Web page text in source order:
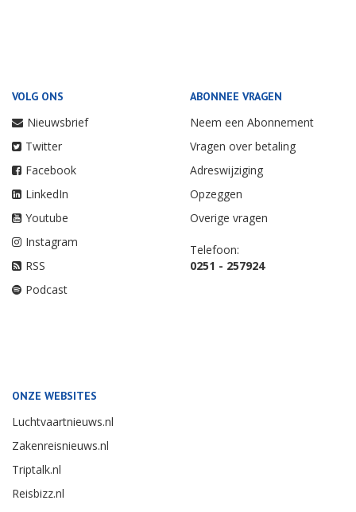
VOLG ONS
Nieuwsbrief
Twitter
Facebook
LinkedIn
Youtube
Instagram
RSS
Podcast
ABONNEE VRAGEN
Neem een Abonnement
Vragen over betaling
Adreswijziging
Opzeggen
Overige vragen
Telefoon:
0251 - 257924
ONZE WEBSITES
Luchtvaartnieuws.nl
Zakenreisnieuws.nl
Triptalk.nl
Reisbizz.nl